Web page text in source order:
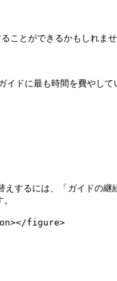
ことができるかもしれませ
ドに最も時間を費やして
するには、「ガイドの継
figure>